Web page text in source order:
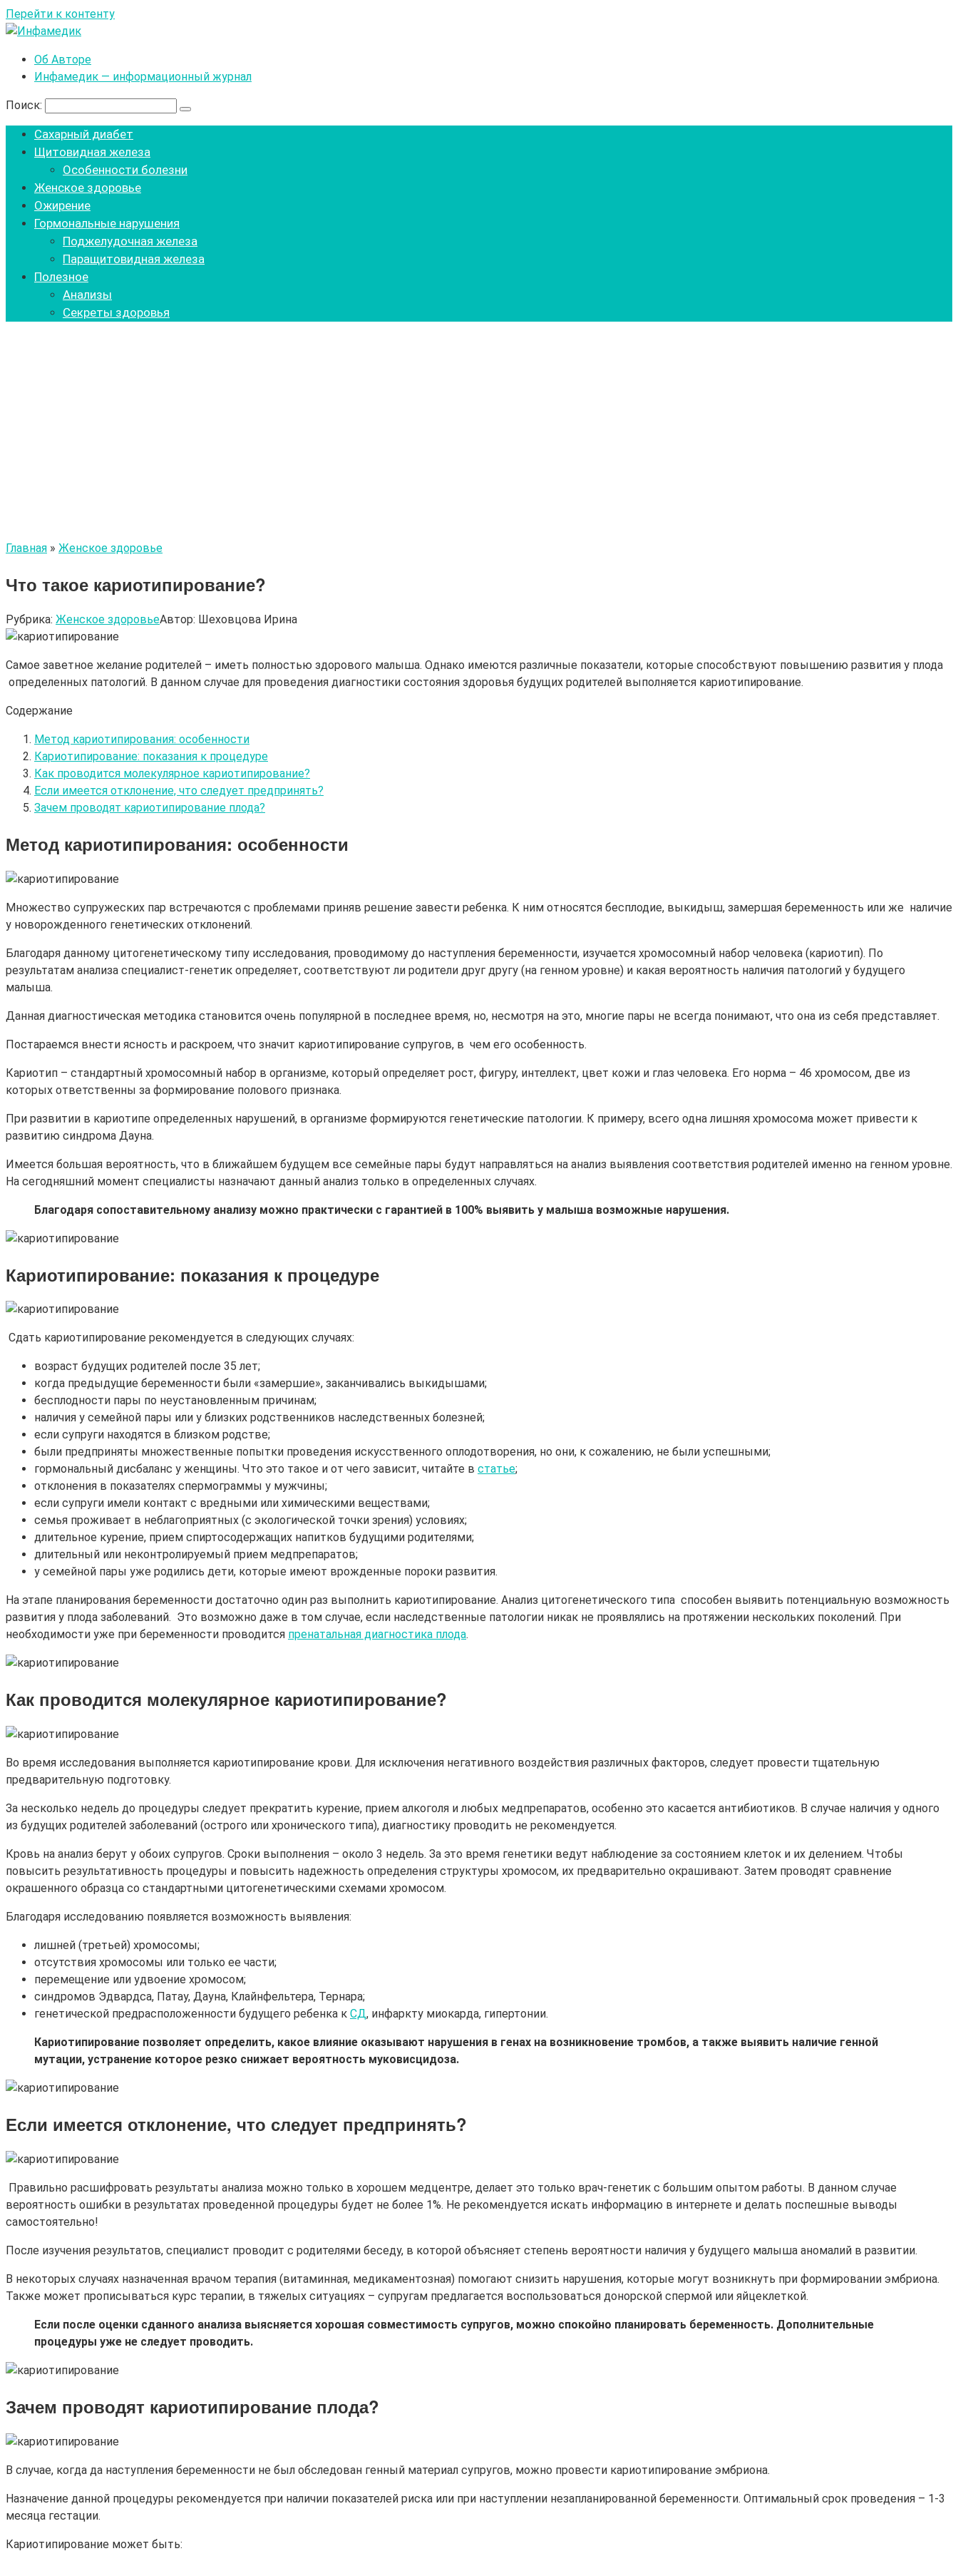
Перейти к контенту
Об Авторе
Инфамедик — информационный журнал
Поиск:
Сахарный диабет
Щитовидная железа
Особенности болезни
Женское здоровье
Ожирение
Гормональные нарушения
Поджелудочная железа
Паращитовидная железа
Полезное
Анализы
Секреты здоровья
Главная » Женское здоровье
Что такое кариотипирование?
Рубрика: Женское здоровьеАвтор: Шеховцова Ирина
Самое заветное желание родителей – иметь полностью здорового малыша. Однако имеются различные показатели, которые способствуют повышению развития у плода
определенных патологий. В данном случае для проведения диагностики состояния здоровья будущих родителей выполняется кариотипирование.
Содержание
Метод кариотипирования: особенности
Кариотипирование: показания к процедуре
Как проводится молекулярное кариотипирование?
Если имеется отклонение, что следует предпринять?
Зачем проводят кариотипирование плода?
Метод кариотипирования: особенности
Множество супружеских пар встречаются с проблемами приняв решение завести ребенка. К ним относятся бесплодие, выкидыш, замершая беременность или же наличие
у новорожденного генетических отклонений.
Благодаря данному цитогенетическому типу исследования, проводимому до наступления беременности, изучается хромосомный набор человека (кариотип). По
результатам анализа специалист-генетик определяет, соответствуют ли родители друг другу (на генном уровне) и какая вероятность наличия патологий у будущего
малыша.
Данная диагностическая методика становится очень популярной в последнее время, но, несмотря на это, многие пары не всегда понимают, что она из себя представляет.
Постараемся внести ясность и раскроем, что значит кариотипирование супругов, в чем его особенность.
Кариотип – стандартный хромосомный набор в организме, который определяет рост, фигуру, интеллект, цвет кожи и глаз человека. Его норма – 46 хромосом, две из
которых ответственны за формирование полового признака.
При развитии в кариотипе определенных нарушений, в организме формируются генетические патологии. К примеру, всего одна лишняя хромосома может привести к
развитию синдрома Дауна.
Имеется большая вероятность, что в ближайшем будущем все семейные пары будут направляться на анализ выявления соответствия родителей именно на генном уровне.
На сегодняшний момент специалисты назначают данный анализ только в определенных случаях.
Благодаря сопоставительному анализу можно практически с гарантией в 100% выявить у малыша возможные нарушения.
Кариотипирование: показания к процедуре
Сдать кариотипирование рекомендуется в следующих случаях:
возраст будущих родителей после 35 лет;
когда предыдущие беременности были «замершие», заканчивались выкидышами;
бесплодности пары по неустановленным причинам;
наличия у семейной пары или у близких родственников наследственных болезней;
если супруги находятся в близком родстве;
были предприняты множественные попытки проведения искусственного оплодотворения, но они, к сожалению, не были успешными;
гормональный дисбаланс у женщины. Что это такое и от чего зависит, читайте в статье;
отклонения в показателях спермограммы у мужчины;
если супруги имели контакт с вредными или химическими веществами;
семья проживает в неблагоприятных (с экологической точки зрения) условиях;
длительное курение, прием спиртосодержащих напитков будущими родителями;
длительный или неконтролируемый прием медпрепаратов;
у семейной пары уже родились дети, которые имеют врожденные пороки развития.
На этапе планирования беременности достаточно один раз выполнить кариотипирование. Анализ цитогенетического типа способен выявить потенциальную возможность
развития у плода заболеваний. Это возможно даже в том случае, если наследственные патологии никак не проявлялись на протяжении нескольких поколений. При
необходимости уже при беременности проводится пренатальная диагностика плода.
Как проводится молекулярное кариотипирование?
Во время исследования выполняется кариотипирование крови. Для исключения негативного воздействия различных факторов, следует провести тщательную
предварительную подготовку.
За несколько недель до процедуры следует прекратить курение, прием алкоголя и любых медпрепаратов, особенно это касается антибиотиков. В случае наличия у одного
из будущих родителей заболеваний (острого или хронического типа), диагностику проводить не рекомендуется.
Кровь на анализ берут у обоих супругов. Сроки выполнения – около 3 недель. За это время генетики ведут наблюдение за состоянием клеток и их делением. Чтобы
повысить результативность процедуры и повысить надежность определения структуры хромосом, их предварительно окрашивают. Затем проводят сравнение
окрашенного образца со стандартными цитогенетическими схемами хромосом.
Благодаря исследованию появляется возможность выявления:
лишней (третьей) хромосомы;
отсутствия хромосомы или только ее части;
перемещение или удвоение хромосом;
синдромов Эдвардса, Патау, Дауна, Клайнфельтера, Тернара;
генетической предрасположенности будущего ребенка к СД, инфаркту миокарда, гипертонии.
Кариотипирование позволяет определить, какое влияние оказывают нарушения в генах на возникновение тромбов, а также выявить наличие генной
мутации, устранение которое резко снижает вероятность муковисцидоза.
Если имеется отклонение, что следует предпринять?
Правильно расшифровать результаты анализа можно только в хорошем медцентре, делает это только врач-генетик с большим опытом работы. В данном случае
вероятность ошибки в результатах проведенной процедуры будет не более 1%. Не рекомендуется искать информацию в интернете и делать поспешные выводы
самостоятельно!
После изучения результатов, специалист проводит с родителями беседу, в которой объясняет степень вероятности наличия у будущего малыша аномалий в развитии.
В некоторых случаях назначенная врачом терапия (витаминная, медикаментозная) помогают снизить нарушения, которые могут возникнуть при формировании эмбриона.
Также может прописываться курс терапии, в тяжелых ситуациях – супругам предлагается воспользоваться донорской спермой или яйцеклеткой.
Если после оценки сданного анализа выясняется хорошая совместимость супругов, можно спокойно планировать беременность. Дополнительные
процедуры уже не следует проводить.
Зачем проводят кариотипирование плода?
В случае, когда да наступления беременности не был обследован генный материал супругов, можно провести кариотипирование эмбриона.
Назначение данной процедуры рекомендуется при наличии показателей риска или при наступлении незапланированной беременности. Оптимальный срок проведения – 1-3
месяца гестации.
Кариотипирование может быть: